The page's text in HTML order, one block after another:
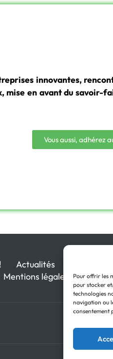
Pour offrir les
pour stocker
technologies
navigation ou
consentement
innovantes,
mise en avant du savoir-
Vous aussi, adhérez
Actualités
Mentions légales